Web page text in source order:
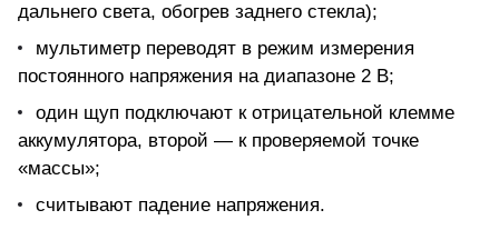
дальнего света, обогрев заднего стекла);
мультиметр переводят в режим измерения
постоянного напряжения на диапазоне 2 В;
один щуп подключают к отрицательной клемме
аккумулятора, второй — к проверяемой точке
«массы»;
считывают падение напряжения.